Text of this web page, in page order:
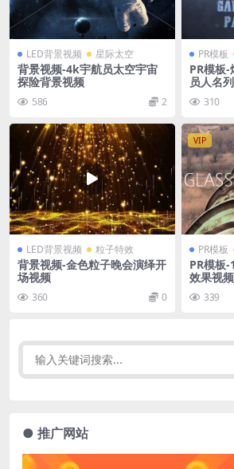
LED背景视频 星际太空
背景视频-4k宇航员太空宇宙
探险背景视频
586 2
PR模板
PR模板
员人名
310
LED背景视频 粒子特效
背景视频-金色粒子晚会演绎开
场视频
360 0
VIP
PR模板
PR模板
效果视
339
● 推广网站